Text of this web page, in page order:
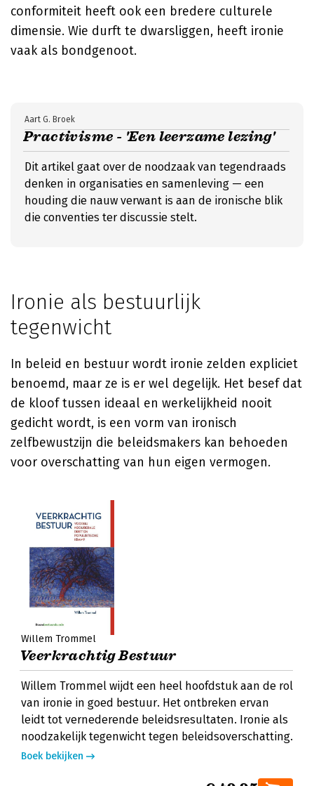
conformiteit heeft ook een bredere culturele
dimensie. Wie durft te dwarsliggen, heeft ironie
vaak als bondgenoot.
Practivisme - 'Een leerzame lezing'
Aart G. Broek
Dit artikel gaat over de noodzaak van tegendraads
denken in organisaties en samenleving — een
houding die nauw verwant is aan de ironische blik
die conventies ter discussie stelt.
Ironie als bestuurlijk
tegenwicht
In beleid en bestuur wordt ironie zelden expliciet
benoemd, maar ze is er wel degelijk. Het besef dat
de kloof tussen ideaal en werkelijkheid nooit
gedicht wordt, is een vorm van ironisch
zelfbewustzijn die beleidsmakers kan behoeden
voor overschatting van hun eigen vermogen.
Willem Trommel
Veerkrachtig Bestuur
Willem Trommel wijdt een heel hoofdstuk aan de rol
van ironie in goed bestuur. Het ontbreken ervan
leidt tot vernederende beleidsresultaten. Ironie als
noodzakelijk tegenwicht tegen beleidsoverschatting.
Boek bekijken